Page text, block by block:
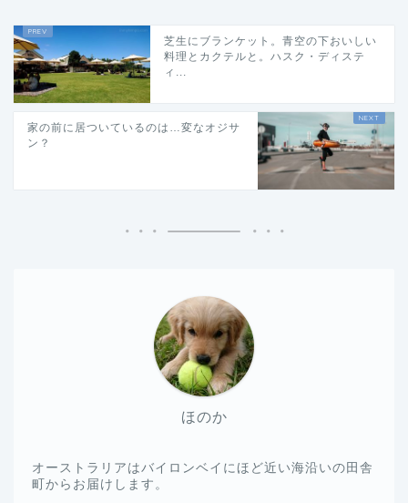
芝生にブランケット。青空の下おいしい
料理とカクテルと。ハスク・ディステ
ィ...
家の前に居ついているのは…変なオジサ
ン？
ほのか
オーストラリアはバイロンベイにほど近い海沿いの田舎
町からお届けします。